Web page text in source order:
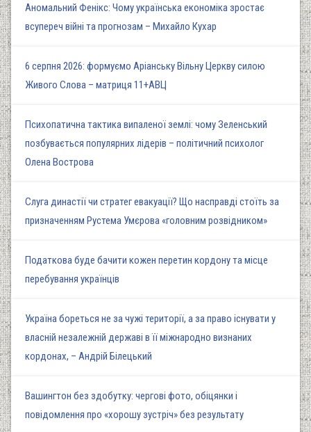
Аномальний Фенікс: Чому українська економіка зростає
всупереч війні та прогнозам – Михайло Кухар
6 серпня 2026: формуємо Аріанську Вільну Церкву силою
Живого Слова – матриця 11+АВЦ
Психопатична тактика випаленої землі: чому Зеленський
позбувається популярних лідерів – політичний психолог
Олена Вострова
Слуга династії чи стратег евакуації? Що насправді стоїть за
призначенням Рустема Умєрова «головним розвідником»
Податкова буде бачити кожен перетин кордону та місце
перебування українців
Україна бореться не за чужі території, а за право існувати у
власній незалежній державі в її міжнародно визнаних
кордонах, – Андрій Білецький
Вашингтон без здобутку: чергові фото, обіцянки і
повідомлення про «хорошу зустріч» без результату